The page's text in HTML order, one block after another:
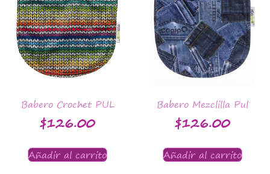
Babero Crochet PUL
$126.00
Añadir al carrito
Babero Mezclilla Pul
$126.00
Añadir al carrito